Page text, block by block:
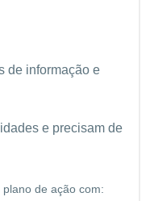
de informação e
e precisam de
de ação com: